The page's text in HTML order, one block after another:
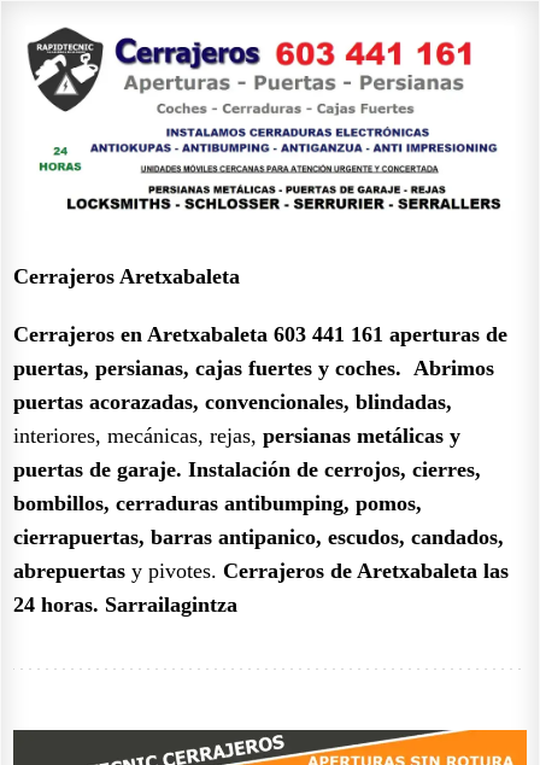
Cerrajeros Aretxabaleta
Cerrajeros en Aretxabaleta 603 441 161 aperturas de
puertas, persianas, cajas fuertes y coches. Abrimos
puertas acorazadas, convencionales, blindadas,
interiores, mecánicas, rejas, persianas metálicas y
puertas de garaje. Instalación de cerrojos, cierres,
bombillos, cerraduras antibumping, pomos,
cierrapuertas, barras antipanico, escudos, candados,
abrepuertas y pivotes. Cerrajeros de Aretxabaleta las
24 horas. Sarrailagintza